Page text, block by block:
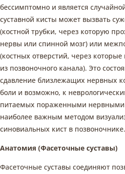
бессимптомно и является
суставной кисты может вызвать
(костной трубки, через которую
нервы или спинной мозг) или
(костных отверстий, через
из позвоночного канала). Это
сдавление близлежащих нервных
боли и возможно, к
питаемых пораженными
наиболее важным методом
синовиальных кист в позвоночнике.
Анатомия (Фасеточные суставы)
Фасеточные суставы соединяют